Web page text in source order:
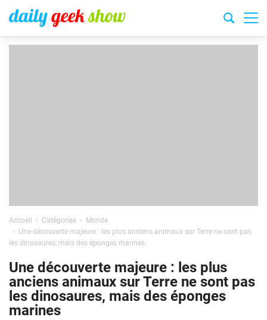
Accueil Catégories
Monde
Une découverte majeure : les plus anciens animaux sur Terre ne sont pas
les dinosaures, mais des éponges marines
Une découverte majeure : les plus
anciens animaux sur Terre ne sont pas
les dinosaures, mais des éponges
marines